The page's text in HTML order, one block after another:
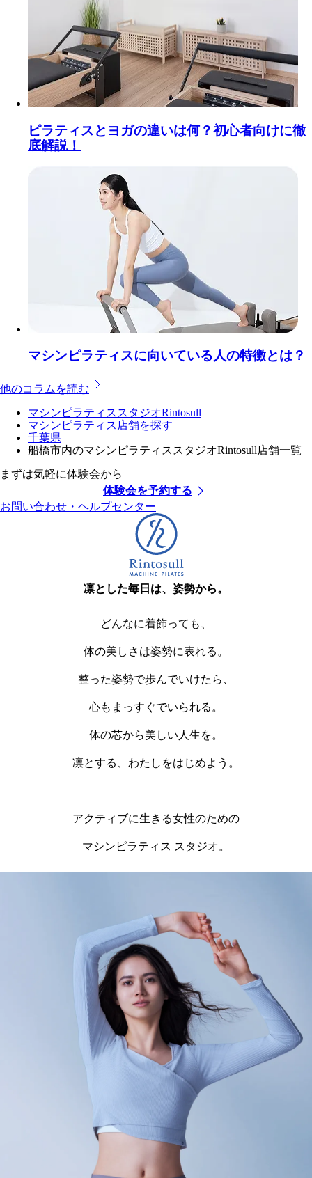
ピラティスとヨガの違いは何？初心者向けに徹
底解説！
マシンピラティスに向いている人の特徴とは？
他のコラムを読む
マシンピラティススタジオRintosull
マシンピラティス店舗を探す
千葉県
船橋市内のマシンピラティススタジオRintosull店舗一覧
まずは気軽に体験会から
体験会を予約する
お問い合わせ・ヘルプセンター
凛とした毎日は、姿勢から。
どんなに着飾っても、
体の美しさは姿勢に表れる。
整った姿勢で歩んでいけたら、
心もまっすぐでいられる。
体の芯から美しい人生を。
凛とする、わたしをはじめよう。
アクティブに生きる女性のための
マシンピラティス スタジオ。